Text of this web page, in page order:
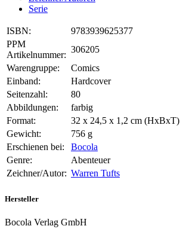
Serie
ISBN:
9783939625377
PPM
Artikelnummer:
306205
Warengruppe:
Comics
Einband:
Hardcover
Seitenzahl:
80
Abbildungen:
farbig
Format:
32 x 24,5 x 1,2 cm (HxBxT)
Gewicht:
756 g
Erschienen bei:
Bocola
Genre:
Abenteuer
Zeichner/Autor: Warren Tufts
Hersteller
Bocola Verlag GmbH